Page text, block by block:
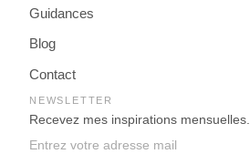
Guidances
Blog
Contact
NEWSLETTER
Recevez mes inspirations mensuelles.